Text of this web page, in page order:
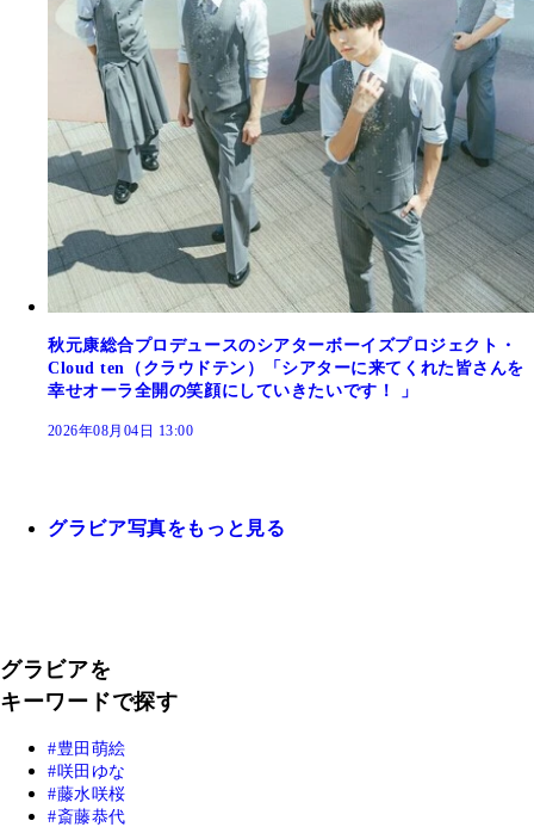
秋元康総合プロデュースのシアターボーイズプロジェクト・
Cloud ten（クラウドテン）「シアターに来てくれた皆さんを
幸せオーラ全開の笑顔にしていきたいです！ 」
2026年08月04日 13:00
グラビア写真をもっと見る
グラビアを
キーワードで探す
豊田萌絵
咲田ゆな
藤水咲桜
斎藤恭代